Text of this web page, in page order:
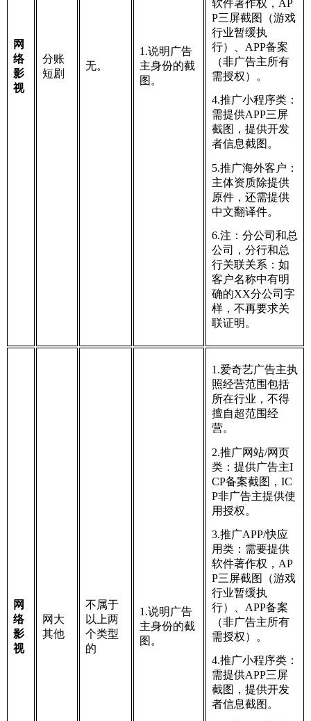
网
络
影
视
分账
短剧
无。
1.说明广告
主身份的截
图。
软件著作权，AP
P三屏截图（游戏
行业暂缓执
行）、APP备案
（非广告主所有
需授权）。
4.推广小程序类：
需提供APP三屏
截图，提供开发
者信息截图。
5.推广海外客户：
主体资质除提供
原件，还需提供
中文翻译件。
6.注：分公司和总
公司，分行和总
行关联关系：如
客户名称中有明
确的XX分公司字
样，不再要求关
联证明。
网
络
影
视
网大
其他
不属于
以上两
个类型
的
1.说明广告
主身份的截
图。
1.爱奇艺广告主执
照经营范围包括
所在行业，不得
擅自超范围经
营。
2.推广网站/网页
类：提供广告主I
CP备案截图，IC
P非广告主提供使
用授权。
3.推广APP/快应
用类：需要提供
软件著作权，AP
P三屏截图（游戏
行业暂缓执
行）、APP备案
（非广告主所有
需授权）。
4.推广小程序类：
需提供APP三屏
截图，提供开发
者信息截图。